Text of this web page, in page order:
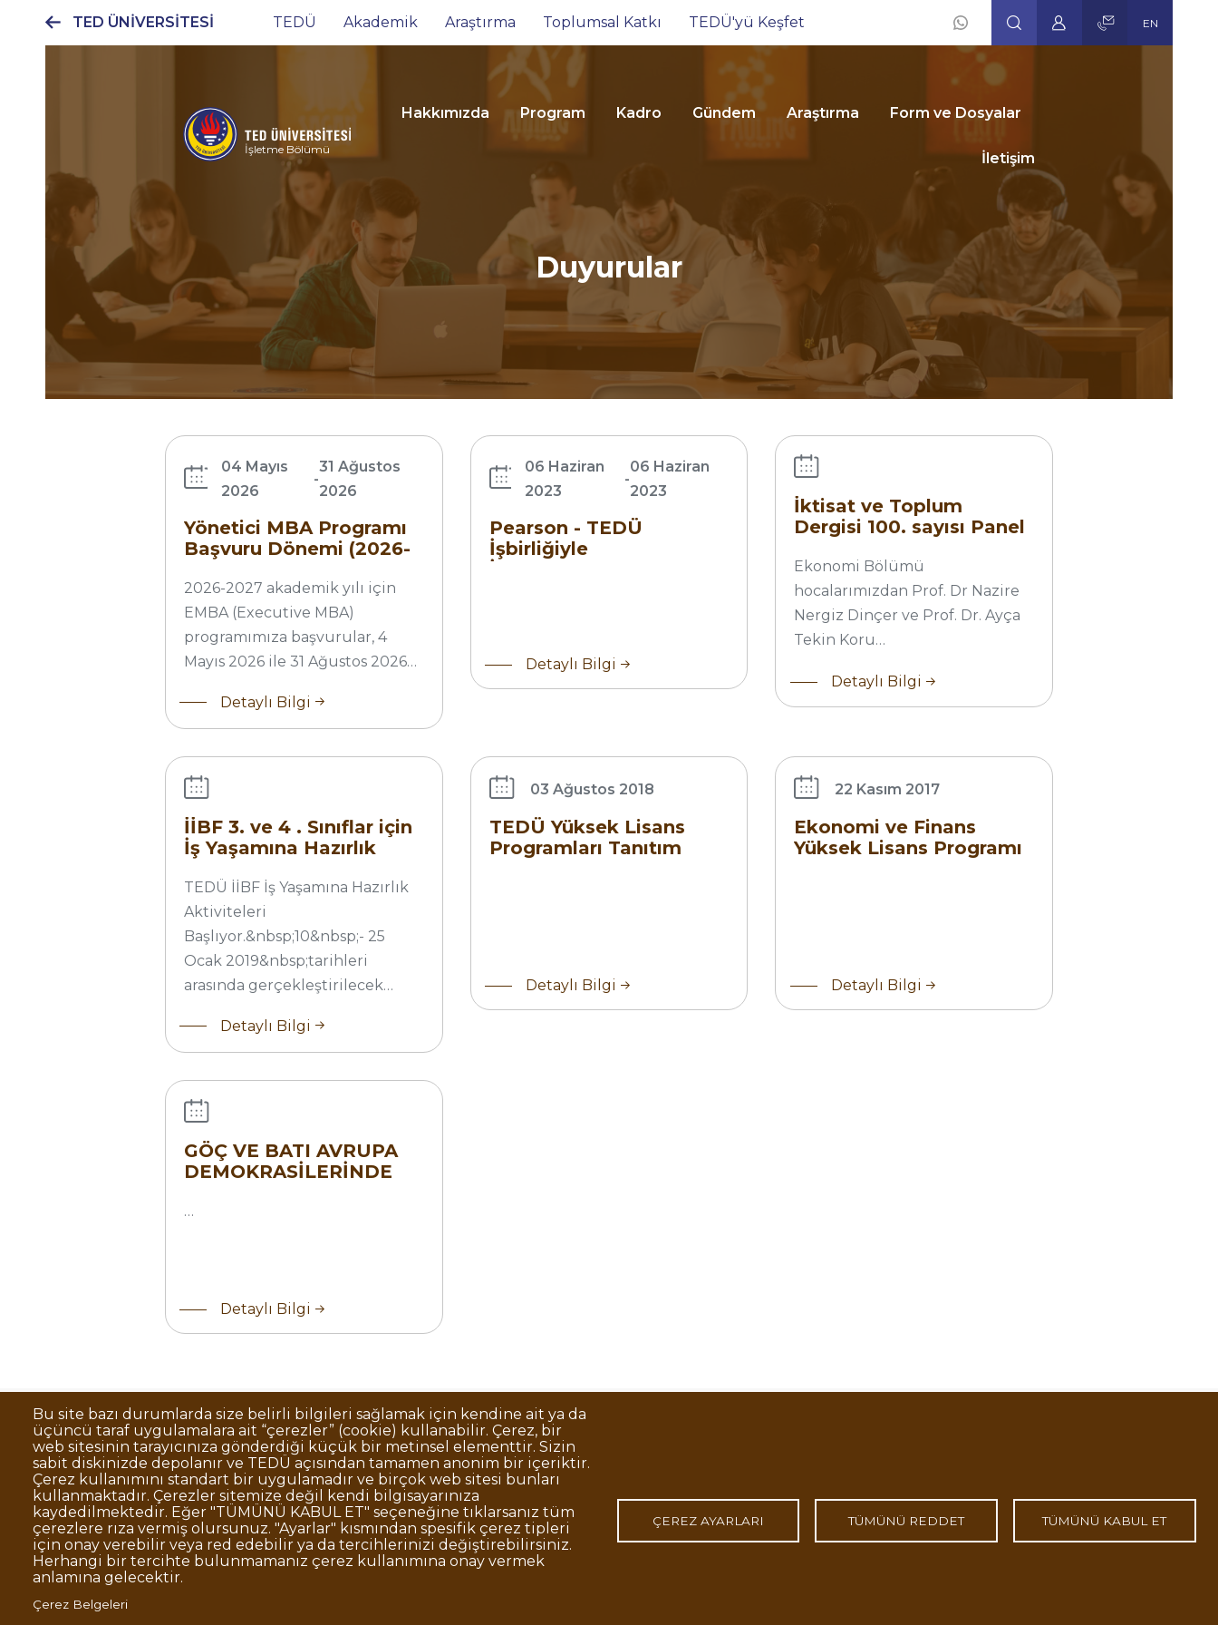
TED ÜNİVERSİTESİ
Ana
menüsü
TEDÜ Akademik Araştırma Toplumsal Katkı TEDÜ'yü Keşfet
Social
Icons
EN
İşletme Bölümü
Hakkımızda Program Kadro Gündem Araştırma Form ve Dosyalar
İletişim
Duyurular
Yönetici
Başvuru
Dönemi
(2026-
04 Mayıs
2026
-
31 Ağustos
2026
Yönetici MBA Programı
Başvuru Dönemi (2026-
2026-2027 akademik yılı için
EMBA (Executive MBA)
programımıza başvurular, 4
Mayıs 2026 ile 31 Ağustos 2026…
Detaylı Bilgi
Pearson - TEDÜ
İkinci Diploma Şansı
06 Haziran
2023
-
06 Haziran
2023
Pearson - TEDÜ
İşbirliğiyle
Detaylı Bilgi
İktisat
ve
Toplum
sayısı
Panel
Dizisi
İktisat ve Toplum
Dergisi 100. sayısı Panel
Ekonomi Bölümü
hocalarımızdan Prof. Dr Nazire
Nergiz Dinçer ve Prof. Dr. Ayça
Tekin Koru…
Detaylı Bilgi
İİBF 3. ve 4 .
Sınıflar için
Başlıyor
(2019_Bahar
Dönemi)
İİBF 3. ve 4 . Sınıflar için
İş Yaşamına Hazırlık
(2019_Bahar Dönemi)
TEDÜ İİBF İş Yaşamına Hazırlık
Aktiviteleri
Başlıyor.&nbsp;10&nbsp;- 25
Ocak 2019&nbsp;tarihleri
arasında gerçekleştirilecek…
Detaylı Bilgi
Tanıtım
Günü
03 Ağustos 2018
TEDÜ Yüksek Lisans
Programları Tanıtım
Detaylı Bilgi
Ekonomi
ve
Yüksek
Lisans
Etkinliği
22 Kasım 2017
Ekonomi ve Finans
Yüksek Lisans Programı
Detaylı Bilgi
GÖÇ VE BATI
AVRUPA
DEMOKRASİLERİNDE
PARLAMENTER
GÖÇ VE BATI AVRUPA
DEMOKRASİLERİNDE
TEMSİLİYET
…
Detaylı Bilgi
Bu site bazı durumlarda size belirli bilgileri sağlamak için kendine ait ya da
üçüncü taraf uygulamalara ait “çerezler” (cookie) kullanabilir. Çerez, bir
web sitesinin tarayıcınıza gönderdiği küçük bir metinsel elementtir. Sizin
sabit diskinizde depolanır ve TEDÜ açısından tamamen anonim bir içeriktir.
Çerez kullanımını standart bir uygulamadır ve birçok web sitesi bunları
kullanmaktadır. Çerezler sitemize değil kendi bilgisayarınıza
kaydedilmektedir. Eğer "TÜMÜNÜ KABUL ET" seçeneğine tıklarsanız tüm
çerezlere rıza vermiş olursunuz. "Ayarlar" kısmından spesifik çerez tipleri
için onay verebilir veya red edebilir ya da tercihlerinizi değiştirebilirsiniz.
Herhangi bir tercihte bulunmamanız çerez kullanımına onay vermek
anlamına gelecektir.
Çerez Belgeleri
ÇEREZ AYARLARI TÜMÜNÜ REDDET TÜMÜNÜ KABUL ET
Dipnot
Sıkça Sorulan Sorular Kişisel Verilerin Korunması Gizlilik Politikası
Kurumsal Kimlik
© TED Üniversitesi. Ziya Gökalp Caddesi No:48 06420, Kolej Çankaya ANKARA
TED
Üniversitesi
Twitter
TED
Üniversitesi
TED
Üniversitesi
TED
Üniversitesi
TED
Üniversitesi
WhatsApp